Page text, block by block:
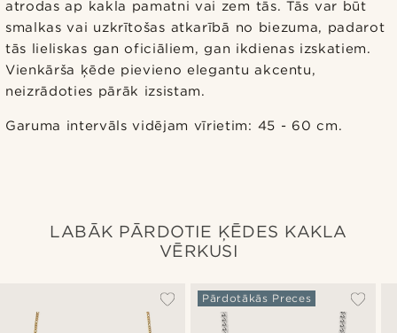
atrodas ap kakla pamatni vai zem tās. Tās var būt
smalkas vai uzkrītošas atkarībā no biezuma, padarot
tās lieliskas gan oficiāliem, gan ikdienas izskatiem.
Vienkārša ķēde pievieno elegantu akcentu,
neizrādoties pārāk izsistam.
Garuma intervāls vidējam vīrietim: 45 - 60 cm.
LABĀK PĀRDOTIE ĶĒDES KAKLA
VĒRKUSI
Pārdotākās Preces